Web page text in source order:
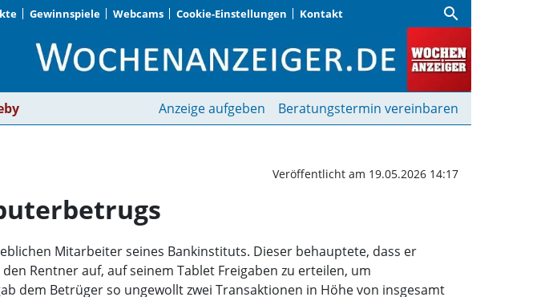
Gewinnspiele Webcams Cookie-Einstellungen Kontakt search
wird Opfer eines
Anzeige aufgeben Beratungstermin vereinbaren
Veröffentlicht am 19.05.2026 14:17
Mitarbeiter seines Bankinstituts. Dieser behauptete, dass er
Rentner auf, auf seinem Tablet Freigaben zu erteilen, um
dem Betrüger so ungewollt zwei Transaktionen in Höhe von insgesamt